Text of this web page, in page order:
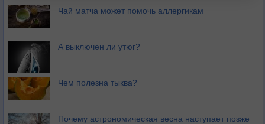
Чай матча может помочь аллергикам
А выключен ли утюг?
Чем полезна тыква?
Почему астрономическая весна наступает позже